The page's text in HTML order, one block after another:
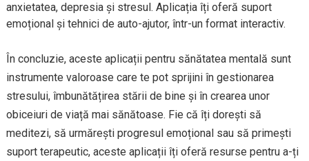
anxietatea, depresia și stresul. Aplicația îți oferă suport
emoțional și tehnici de auto-ajutor, într-un format interactiv.
În concluzie, aceste aplicații pentru sănătatea mentală sunt
instrumente valoroase care te pot sprijini în gestionarea
stresului, îmbunătățirea stării de bine și în crearea unor
obiceiuri de viață mai sănătoase. Fie că îți dorești să
meditezi, să urmărești progresul emoțional sau să primești
suport terapeutic, aceste aplicații îți oferă resurse pentru a-ți